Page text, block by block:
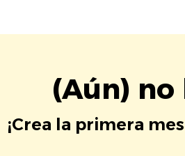
(Aún)
¡Crea la primera